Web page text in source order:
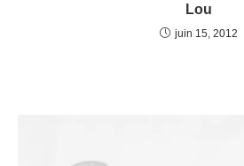
Lou
juin 15, 2012